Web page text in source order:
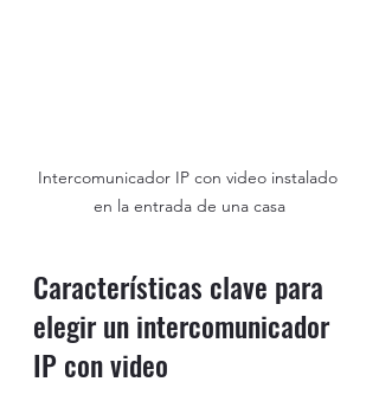
Intercomunicador IP con video instalado
en la entrada de una casa
Características clave para
elegir un intercomunicador
IP con video